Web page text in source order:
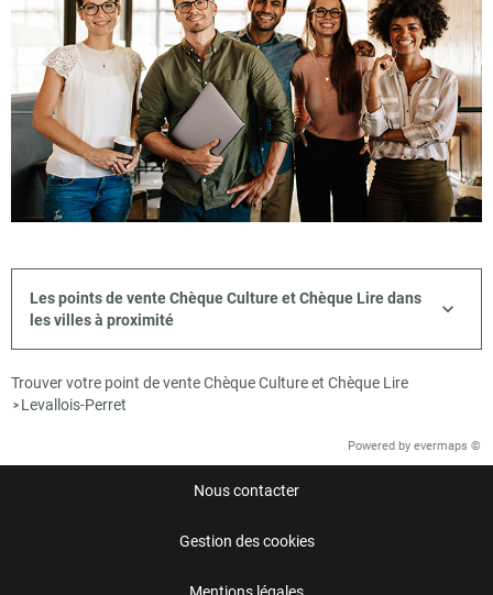
Les points de vente Chèque Culture et Chèque Lire dans
les villes à proximité
Trouver votre point de vente Chèque Culture et Chèque Lire
> Levallois-Perret
Powered by evermaps ©
Nous contacter
Gestion des cookies